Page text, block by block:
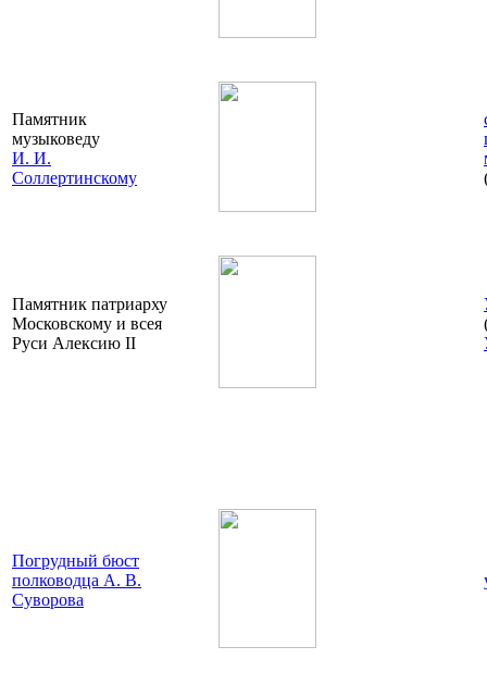
Памятник
музыковеду
И. И.
Соллертинскому
Памятник патриарху
Московскому и всея
Руси Алексию II
Погрудный бюст
полководца А. В.
Суворова